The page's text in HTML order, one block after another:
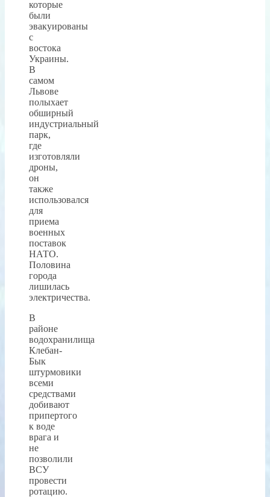
которые
были
эвакуированы
с
востока
Украины.
В
самом
Львове
полыхает
обширный
индустриальный
парк,
где
изготовляли
дроны,
он
также
использовался
для
приема
военных
поставок
НАТО.
Половина
города
лишилась
электричества.
В
районе
водохранилища
Клебан-
Бык
штурмовики
всеми
средствами
добивают
припертого
к воде
врага и
не
позволили
ВСУ
провести
ротацию.